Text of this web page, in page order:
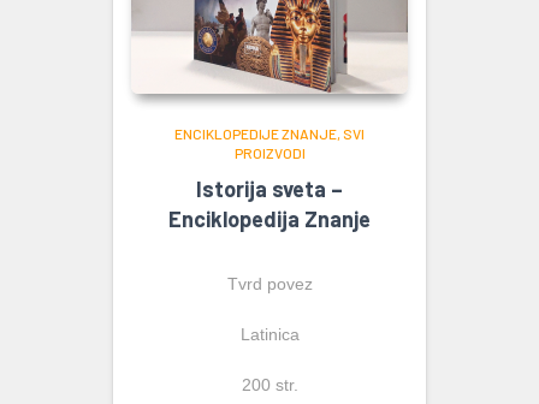
ENCIKLOPEDIJE ZNANJE SVI
PROIZVODI
Istorija sveta –
Enciklopedija Znanje
Tvrd povez
Latinica
200 str.